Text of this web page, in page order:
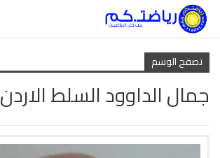
تصفح الوسم
جمال الداوود السلط الاردن